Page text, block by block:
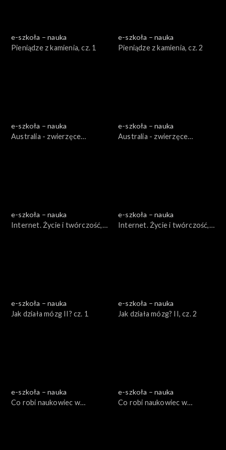
e-szkoła – nauka
Pieniądze z kamienia, cz. 1
e-szkoła – nauka
Pieniądze z kamienia, cz. 2
e-szkoła – nauka
Australia - zwierzęce
e-szkoła – nauka
Australia - zwierzęce
e-szkoła – nauka
Internet. Życie i twórczość,
e-szkoła – nauka
Internet. Życie i twórczość,
e-szkoła – nauka
Jak działa mózg II? cz. 1
e-szkoła – nauka
Jak działa mózg? II, cz. 2
e-szkoła – nauka
Co robi naukowiec w
e-szkoła – nauka
Co robi naukowiec w